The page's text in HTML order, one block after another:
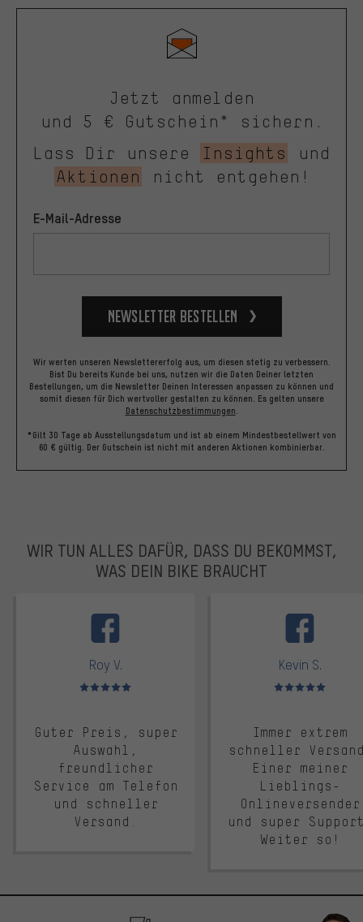
Jetzt anmelden
und 5 € Gutschein* sichern.
Lass Dir unsere
Insights
und
Aktionen
nicht entgehen!
E-Mail-Adresse
Newsletter bestellen
Wir werten unseren Newslettererfolg aus, um diesen stetig zu verbessern.
Bist Du bereits Kunde bei uns, nutzen wir die Daten Deiner letzten
Bestellungen, um die Newsletter Deinen Interessen anpassen zu können und
somit diesen für Dich wertvoller gestalten zu können. Es gelten unsere
Datenschutzbestimmungen
*Gilt 30 Tage ab Ausstellungsdatum und ist ab einem Mindestbestellwert von
60 € gültig. Der Gutschein ist nicht mit anderen Aktionen kombinierbar.
WIR TUN ALLES DAFÜR, DASS DU BEKOMMST,
WAS DEIN BIKE BRAUCHT
Roy V.
Bewertungen: 5 von 5
Guter Preis, super
Auswahl,
freundlicher
Service am Telefon
und schneller
Versand.
Kevin S.
Bewertungen: 5 von 5
Immer extrem
schneller
Einer meiner
Lieblings-
Onlineversender
und super
Weiter so!